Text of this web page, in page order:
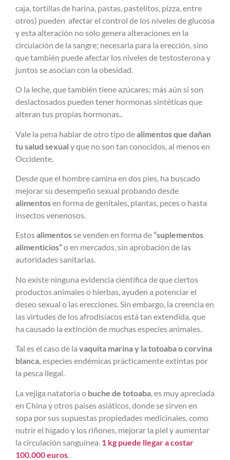
caja, tortillas de harina, pastas, pastelitos, pizza, entre
otros) pueden afectar el control de los niveles de glucosa
y esta alteración no solo genera alteraciones en la
circulación de la sangre; necesaria para la erección, sino
que también puede afectar los niveles de testosterona y
juntos se asocian con la obesidad.
O la leche, que también tiene azúcares; más aún si son
deslactosados pueden tener hormonas sintéticas que
alteran tus propias hormonas..
Vale la pena hablar de otro tipo dealimentos que dañan
tu salud sexual y que no son tan conocidos, al menos en
Occidente.
Desde que el hombre camina en dos pies, ha buscado
mejorar su desempeño sexual probando desde
alimentosen forma de genitales, plantas, peces o hasta
insectos venenosos.
Estosalimentosse venden en forma de“suplementos
alimenticios”o en mercados, sin aprobación de las
autoridades sanitarias.
No existe ninguna evidencia científica de que ciertos
productos animales o hierbas, ayuden a potenciar el
deseo sexual o las erecciones. Sin embargo, la creencia en
las virtudes de los afrodisíacos está tan extendida, que
ha causado la extinción de muchas especies animales.
Tal es el caso de la vaquita marina y la totoaba o corvina
blanca, especies endémicas prácticamente extintas por
la pesca ilegal.
La vejiga natatoria o buche de totoaba , es muy apreciada
en China y otros países asiáticos, donde se sirven en
sopa por sus supuestas propiedades medicinales, como
nutrir el hígado y los riñones, mejorar la piel y aumentar
la circulación sanguínea. 1 kg puede llegar a costar
100.000 euros